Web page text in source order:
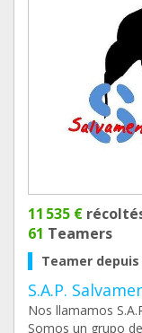
11 535 €
61 Teamers
Teamer depuis
S.A.P.
Nos llamamos
Somos un grupo